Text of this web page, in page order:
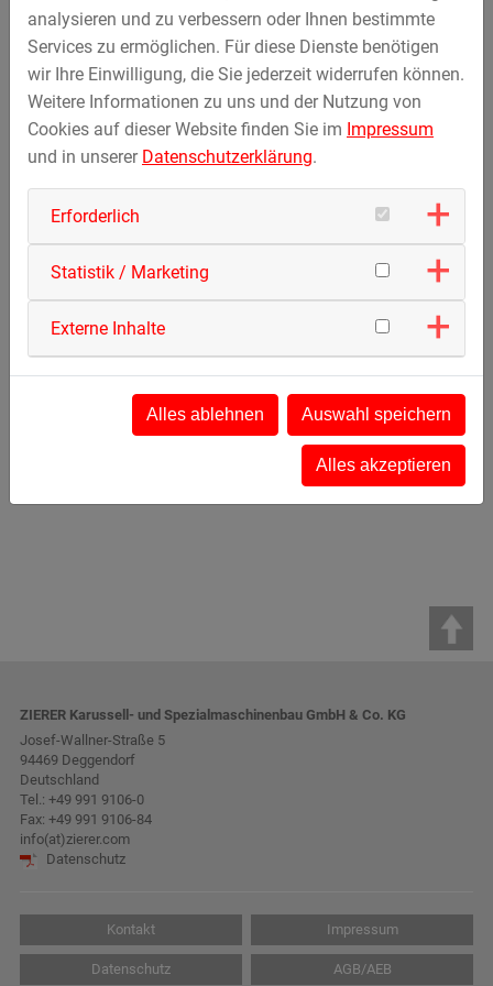
Kunden auf der ganzen Welt, wie SeaWorld Parks &
Entertainment, Universal Studios Orlando und Japan,
Disneyland Kalifornien, Chimelong Group und OCT China,
Europa Park Deutschland und Merlin Entertainments
Group weltweit, PortAventura Spanien, Plopsaland in
Belgien und den Niederlanden sowie Liseberg Schweden.
ZIERER Karussell- und Spezialmaschinenbau GmbH & Co. KG
Josef-Wallner-Straße 5
94469 Deggendorf
Deutschland
Tel.: +49 991 9106-0
Fax: +49 991 9106-84
info(at)zierer.com
Datenschutz
Kontakt Impressum
Datenschutz AGB/AEB
analysieren und zu verbessern oder Ihnen bestimmte
Services zu ermöglichen. Für diese Dienste benötigen
wir Ihre Einwilligung, die Sie jederzeit widerrufen können.
Weitere Informationen zu uns und der Nutzung von
Cookies auf dieser Website finden Sie im Impressum
und in unserer Datenschutzerklärung.
Erforderlich
Statistik / Marketing
Externe Inhalte
Alles ablehnen Auswahl speichern
Alles akzeptieren